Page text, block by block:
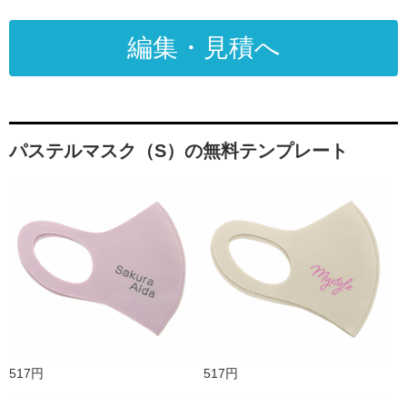
編集・見積へ
パステルマスク（S）の無料テンプレート
517円 517円